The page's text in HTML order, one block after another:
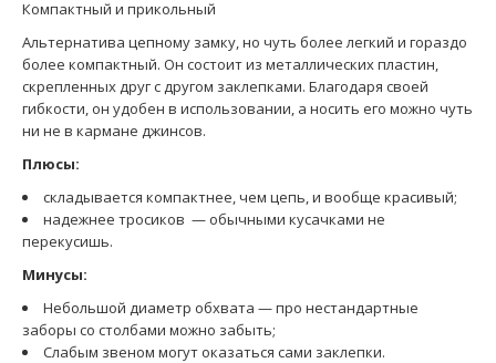
Компактный и прикольный
Альтернатива цепному замку, но чуть более легкий и гораздо
более компактный. Он состоит из металлических пластин,
скрепленных друг с другом заклепками. Благодаря своей
гибкости, он удобен в использовании, а носить его можно чуть
ни не в кармане джинсов.
Плюсы:
складывается компактнее, чем цепь, и вообще красивый;
надежнее тросиков — обычными кусачками не
перекусишь.
Минусы:
Небольшой диаметр обхвата — про нестандартные
заборы со столбами можно забыть;
Слабым звеном могут оказаться сами заклепки.